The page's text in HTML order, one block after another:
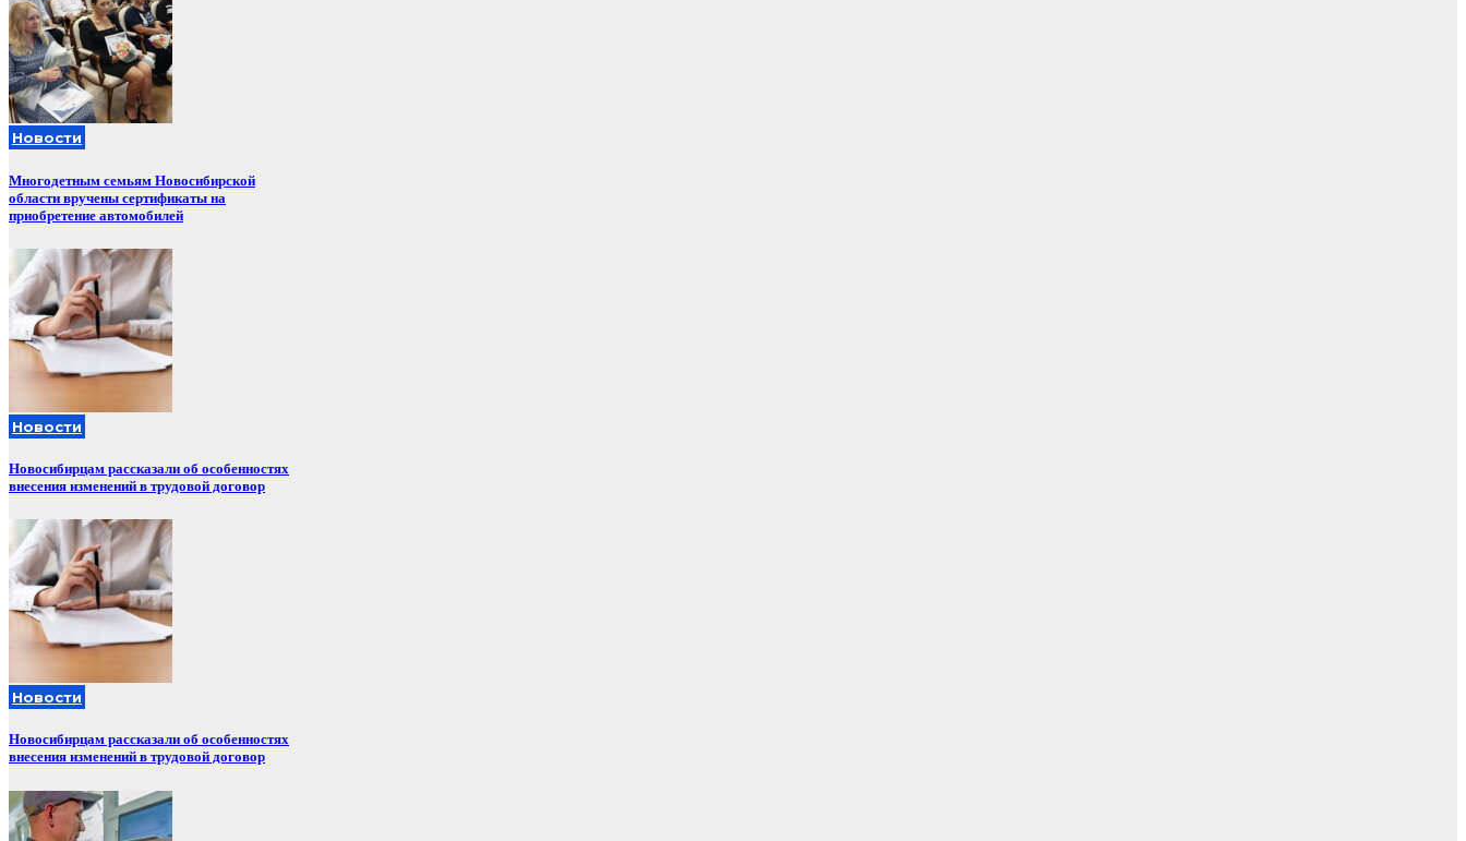
Новости
Многодетным семьям Новосибирской
области вручены сертификаты на
приобретение автомобилей
Новости
Новосибирцам рассказали об особенностях
внесения изменений в трудовой договор
Новости
Новосибирцам рассказали об особенностях
внесения изменений в трудовой договор